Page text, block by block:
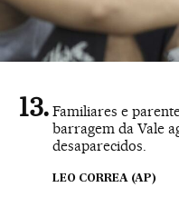
Familiares e
barragem da Vale
desaparecidos.
LEO CORREA (AP)